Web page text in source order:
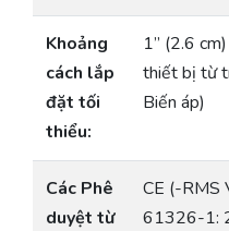
Khoảng
cách lắp
đặt tối
thiểu:
1” (2.6
thiết bị từ
Biến áp)
Các Phê
duyệt từ
CE (-RMS
61326-1: